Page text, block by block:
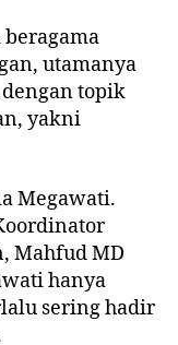
utamanya
topik
yakni
Megawati.
Mahfud MD
hanya
sering hadir